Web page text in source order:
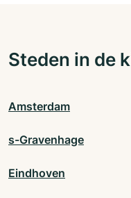
Steden in de
Amsterdam
s-Gravenhage
Eindhoven